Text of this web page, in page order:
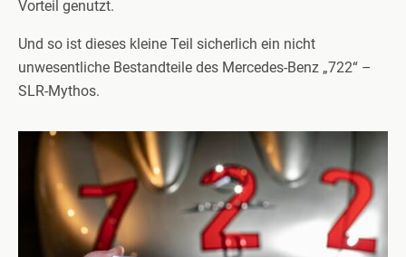
Vorteil genutzt.
Und so ist dieses kleine Teil sicherlich ein nicht
unwesentliche Bestandteile des Mercedes-Benz „722“ –
SLR-Mythos.